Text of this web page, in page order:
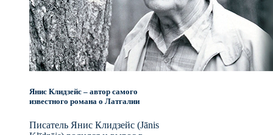
Янис Клидзейс – автор самого
известного романа о Латгалии
Писатель Янис Клидзейс (Jānis